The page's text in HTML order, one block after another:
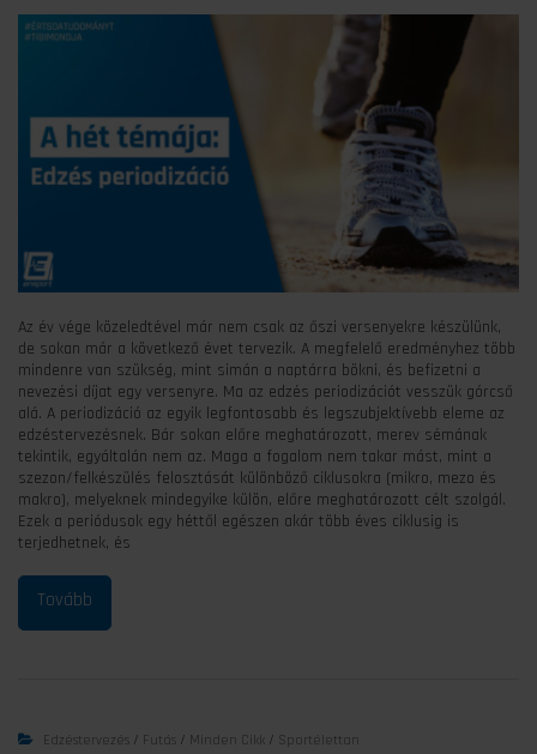
Az év vége közeledtével már nem csak az őszi versenyekre készülünk,
de sokan már a következő évet tervezik. A megfelelő eredményhez több
mindenre van szükség, mint simán a naptárra bökni, és befizetni a
nevezési díjat egy versenyre. Ma az edzés periodizációt vesszük górcső
alá. A periodizáció az egyik legfontosabb és legszubjektívebb eleme az
edzéstervezésnek. Bár sokan előre meghatározott, merev sémának
tekintik, egyáltalán nem az. Maga a fogalom nem takar mást, mint a
szezon/felkészülés felosztását különböző ciklusokra (mikro, mezo és
makro), melyeknek mindegyike külön, előre meghatározott célt szolgál.
Ezek a periódusok egy héttől egészen akár több éves ciklusig is
terjedhetnek, és
Edzéstervezés / Futás / Minden Cikk / Sportélettan